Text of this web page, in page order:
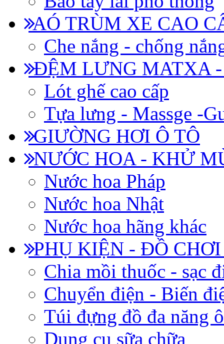
AÓ TRÙM XE CAO
Che nắng - chống
ĐỆM LƯNG MATXA -
Lót ghế cao cấp
Tựa lưng - Massge -
GIƯỜNG HƠI Ô TÔ
NƯỚC HOA - KHỬ
Nước hoa Pháp
Nước hoa Nhật
Nước hoa hãng khác
PHỤ KIỆN - ĐỒ
Chia mồi thuốc - sạc
Chuyển điện - Biến
Túi đựng đồ đa năng
Dụng cụ sữa chữa